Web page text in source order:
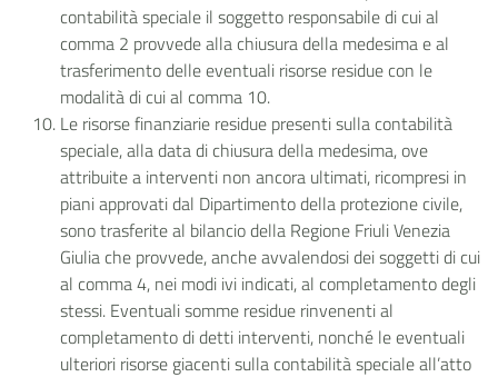
contabilità speciale il soggetto responsabile di cui al
comma 2 provvede alla chiusura della medesima e al
trasferimento delle eventuali risorse residue con le
modalità di cui al comma 10.
Le risorse finanziarie residue presenti sulla contabilità
speciale, alla data di chiusura della medesima, ove
attribuite a interventi non ancora ultimati, ricompresi in
piani approvati dal Dipartimento della protezione civile,
sono trasferite al bilancio della Regione Friuli Venezia
Giulia che provvede, anche avvalendosi dei soggetti di cui
al comma 4, nei modi ivi indicati, al completamento degli
stessi. Eventuali somme residue rinvenenti al
completamento di detti interventi, nonché le eventuali
ulteriori risorse giacenti sulla contabilità speciale all’atto